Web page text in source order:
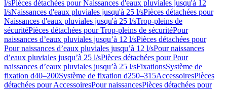
l/sPièces détachées pour Naissances d'eaux pluviales jusqu'à 12
l/sNaissances d'eaux pluviales jusqu'à 25 l/sPièces détachées pour
Naissances d'eaux pluviales jusqu'à 25 l/sTrop-pleins de
sécuritéPièces détachées pour Trop-pleins de sécuritéPour
naissances d’eaux pluviales jusqu’à 12 l/sPièces détachées pour
Pour naissances d’eaux pluviales jusqu’à 12 l/sPour naissances
d’eaux pluviales jusqu’à 25 l/sPièces détachées pour Pour
naissances d’eaux pluviales jusqu’à 25 l/sFixationsSystème de
fixation d40–200Système de fixation d250–315AccessoiresPièces
détachées pour AccessoiresPour naissancesPièces détachées pour